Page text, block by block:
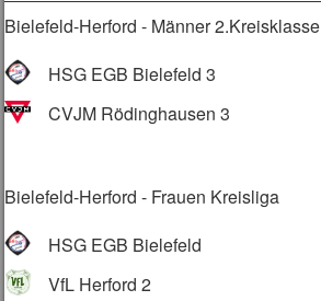
Bielefeld-Herford - Männer 2.Kreisklasse
HSG EGB Bielefeld 3
CVJM Rödinghausen 3
Bielefeld-Herford - Frauen Kreisliga
HSG EGB Bielefeld
VfL Herford 2